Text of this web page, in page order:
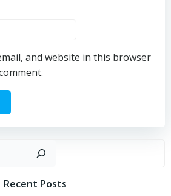
and website in this browser
Recent Posts